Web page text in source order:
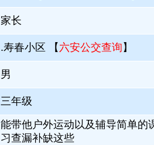
家长
.寿春小区 【 六安公交查询 】
男
三年级
能带他户外运动以及辅导简单的
习查漏补缺这些